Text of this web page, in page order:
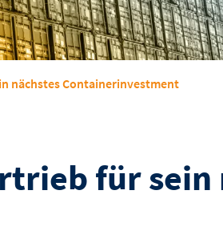
nächstes Containerinvestment
für sein